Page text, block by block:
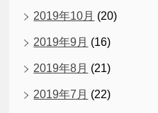
2019年10月 (20)
2019年9月 (16)
2019年8月 (21)
2019年7月 (22)